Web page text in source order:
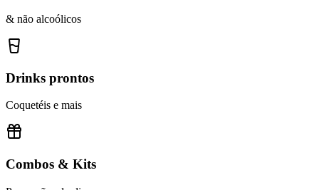
& não alcoólicos
Drinks prontos
Coquetéis e mais
Combos & Kits